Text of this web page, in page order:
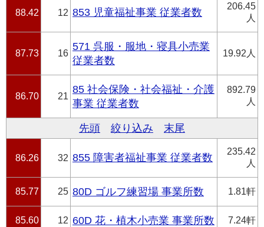
88.42 12 853 児童福祉事業 従業者数
206.45
人
87.73 16
571 呉服・服地・寝具小売業
従業者数
19.92人
86.70 21
85 社会保険・社会福祉・介護
事業 従業者数
892.79
人
先頭 絞り込み 末尾
86.26 32 855 障害者福祉事業 従業者数
235.42
人
85.77 25 80D ゴルフ練習場 事業所数 1.81軒
85.60 12 60D 花・植木小売業 事業所数 7.24軒